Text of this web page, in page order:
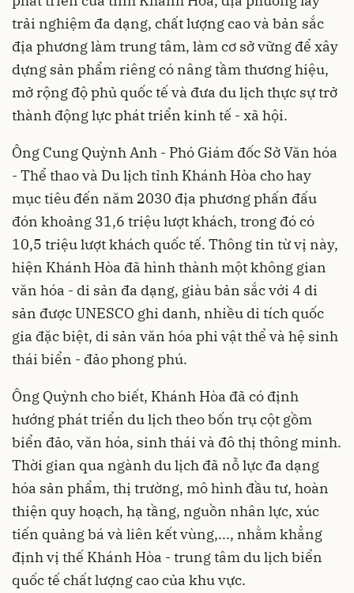
trải nghiệm đa dạng, chất lượng cao và bản sắc
địa phương làm trung tâm, làm cơ sở vững để xây
dựng sản phẩm riêng có nâng tầm thương hiệu,
mở rộng độ phủ quốc tế và đưa du lịch thực sự trở
thành động lực phát triển kinh tế - xã hội.
Ông Cung Quỳnh Anh - Phó Giám đốc Sở Văn hóa
- Thể thao và Du lịch tỉnh Khánh Hòa cho hay
mục tiêu đến năm 2030 địa phương phấn đấu
đón khoảng 31,6 triệu lượt khách, trong đó có
10,5 triệu lượt khách quốc tế. Thông tin từ vị này,
hiện Khánh Hòa đã hình thành một không gian
văn hóa - di sản đa dạng, giàu bản sắc với 4 di
sản được UNESCO ghi danh, nhiều di tích quốc
gia đặc biệt, di sản văn hóa phi vật thể và hệ sinh
thái biển - đảo phong phú.
Ông Quỳnh cho biết, Khánh Hòa đã có định
hướng phát triển du lịch theo bốn trụ cột gồm
biển đảo, văn hóa, sinh thái và đô thị thông minh.
Thời gian qua ngành du lịch đã nỗ lực đa dạng
hóa sản phẩm, thị trường, mô hình đầu tư, hoàn
thiện quy hoạch, hạ tầng, nguồn nhân lực, xúc
tiến quảng bá và liên kết vùng,..., nhằm khẳng
định vị thế Khánh Hòa - trung tâm du lịch biển
quốc tế chất lượng cao của khu vực.